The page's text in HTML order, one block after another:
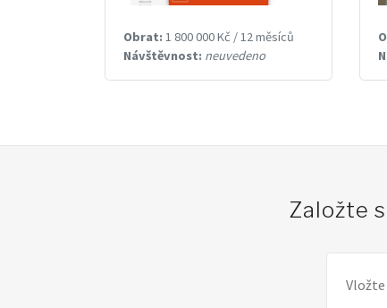
Obrat: 1 800 000 Kč / 12 měsíců
Návštěvnost: neuvedeno
Založte